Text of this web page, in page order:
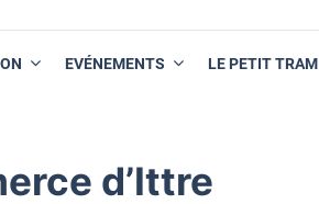
EVÉNEMENTS LE PETIT TRAM
d’Ittre